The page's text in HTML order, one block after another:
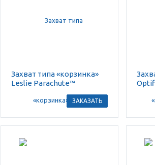
Захват типа «корзинка»
Leslie Parachute™
ЗАКАЗАТЬ